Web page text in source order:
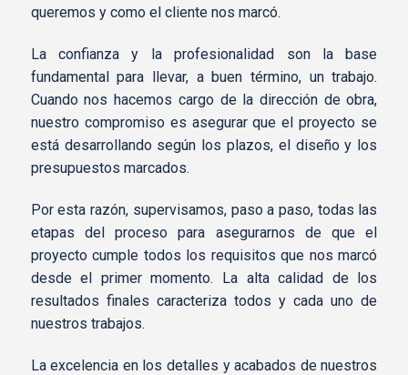
queremos y como el cliente nos marcó.
La confianza y la profesionalidad son la base
fundamental para llevar, a buen término, un trabajo.
Cuando nos hacemos cargo de la dirección de obra,
nuestro compromiso es asegurar que el proyecto se
está desarrollando según los plazos, el diseño y los
presupuestos marcados.
Por esta razón, supervisamos, paso a paso, todas las
etapas del proceso para asegurarnos de que el
proyecto cumple todos los requisitos que nos marcó
desde el primer momento. La alta calidad de los
resultados finales caracteriza todos y cada uno de
nuestros trabajos.
La excelencia en los detalles y acabados de nuestros